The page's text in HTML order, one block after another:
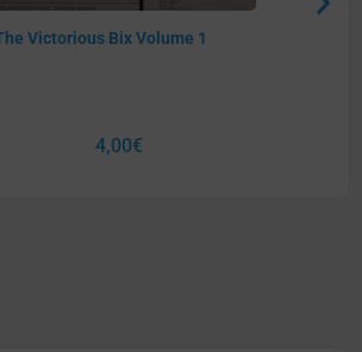
Victorious Bix Volume 1
4,00€